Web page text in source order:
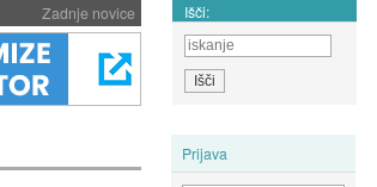
Zadnje novice Išči:
Prijava